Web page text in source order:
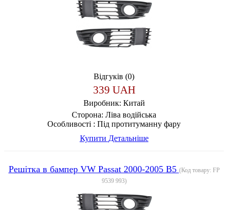
Відгуків (0)
339 UAH
Виробник: Китай
Сторона: Ліва водійська
Особливості : Під протитуманну фару
Купити Детальніше
Решітка в бампер VW Passat 2000-2005 B5 (Код товару: FP
9539 993)